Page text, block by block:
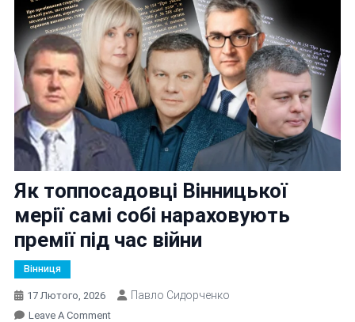
Як топпосадовці Вінницької
мерії самі собі нараховують
премії під час війни
Вінниця
17 Лютого, 2026 Павло Сидорченко
Leave A CommentOn